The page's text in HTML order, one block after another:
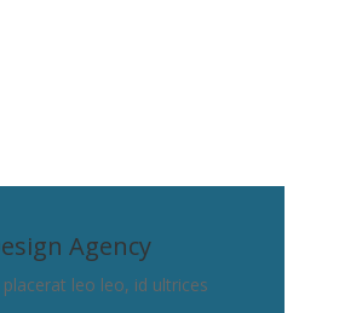
Agency
leo leo, id ultrices